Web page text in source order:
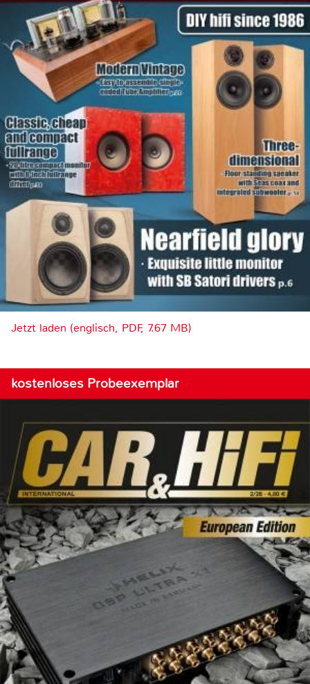
Jetzt laden (englisch, PDF, 7.67 MB)
kostenloses Probeexemplar